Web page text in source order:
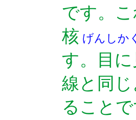
です。
核 げんしか
す。目
線と同
ること